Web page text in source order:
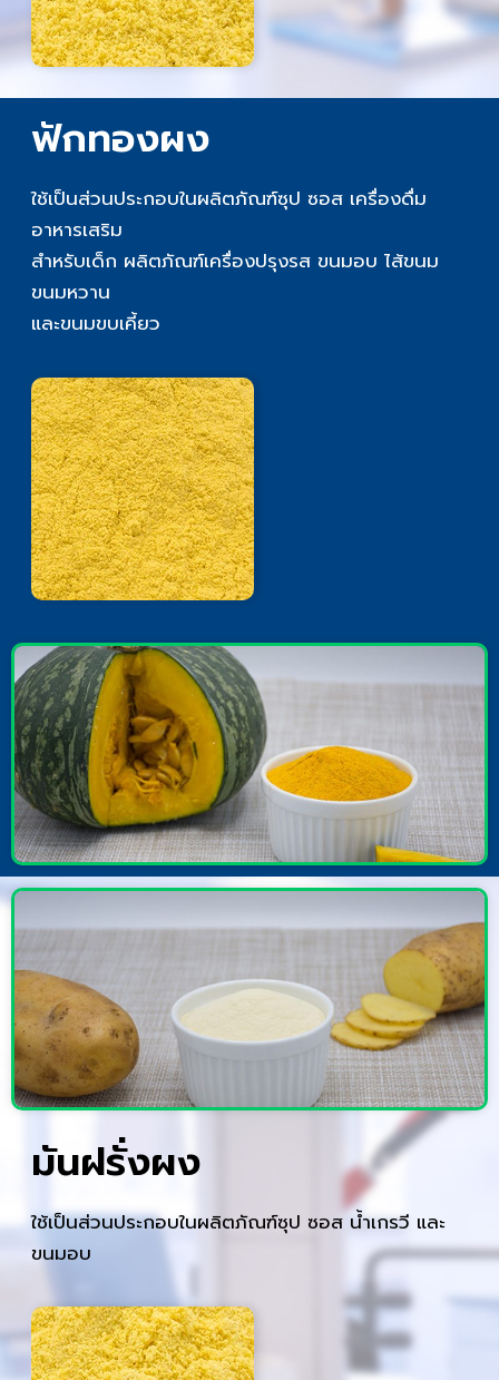
ฟักทองผง
ใช้เป็นส่วนประกอบในผลิตภัณฑ์ซุป ซอส เครื่องดื่ม
อาหารเสริม
สำหรับเด็ก ผลิตภัณฑ์เครื่องปรุงรส ขนมอบ ไส้ขนม
ขนมหวาน
และขนมขบเคี้ยว
มันฝรั่งผง
ใช้เป็นส่วนประกอบในผลิตภัณฑ์ซุป ซอส น้ำเกรวี และ
ขนมอบ